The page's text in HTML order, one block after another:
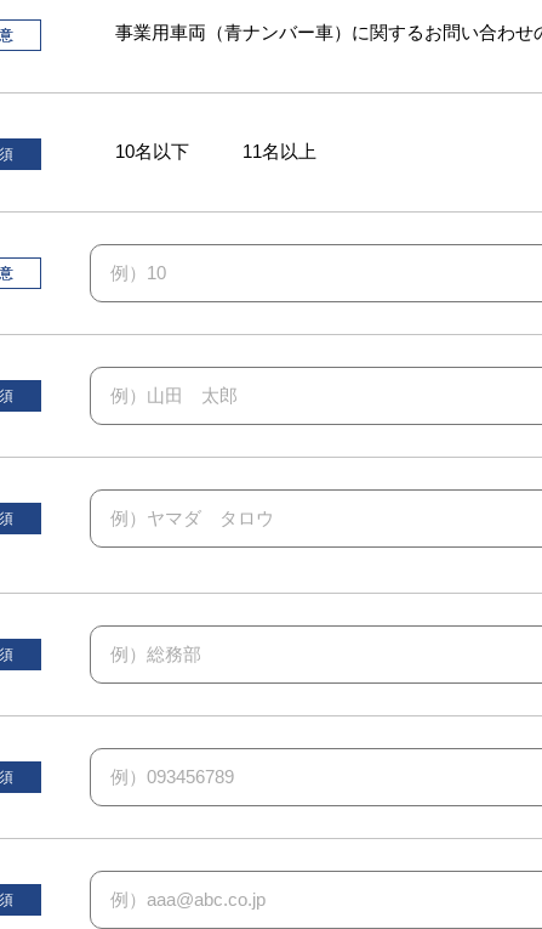
事業用車両（青ナンバー車）に関するお問い合わ
10名以下 11名以上
例）10
例）山田 太郎
例）ヤマダ タロウ
例）総務部
例）093456789
例）aaa@abc.co.jp